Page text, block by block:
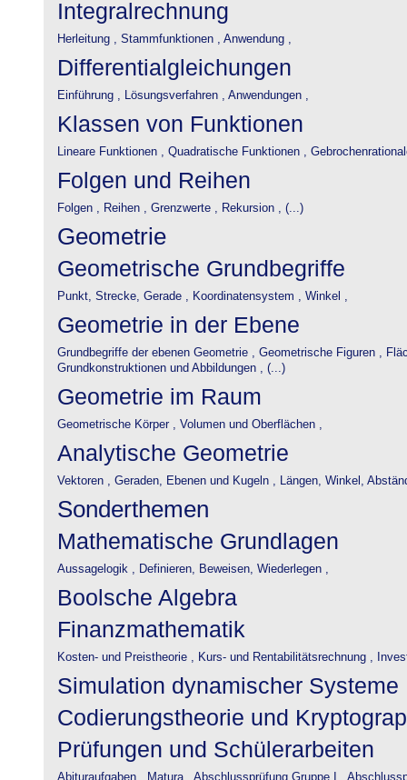
Integralrechnung
Herleitung , Stammfunktionen , Anwendung ,
Differentialgleichungen
Einführung , Lösungsverfahren , Anwendungen ,
Klassen von Funktionen
Lineare Funktionen , Quadratische Funktionen ,
Folgen und Reihen
Folgen , Reihen , Grenzwerte , Rekursion , (...)
Geometrie
Geometrische Grundbegriffe
Punkt, Strecke, Gerade , Koordinatensystem , Winkel ,
Geometrie in der Ebene
Grundbegriffe der ebenen Geometrie , Geometrische Figuren ,
Grundkonstruktionen und Abbildungen , (...)
Geometrie im Raum
Geometrische Körper , Volumen und Oberflächen ,
Analytische Geometrie
Vektoren , Geraden, Ebenen und Kugeln , Längen, Winkel,
Sonderthemen
Mathematische Grundlagen
Aussagelogik , Definieren, Beweisen, Wiederlegen ,
Boolsche Algebra
Finanzmathematik
Kosten- und Preistheorie , Kurs- und Rentabilitätsrechnung ,
Simulation dynamischer Systeme
Codierungstheorie und
Prüfungen und Schülerarbeiten
Abituraufgaben , Matura , Abschlussprüfung Gruppe I ,